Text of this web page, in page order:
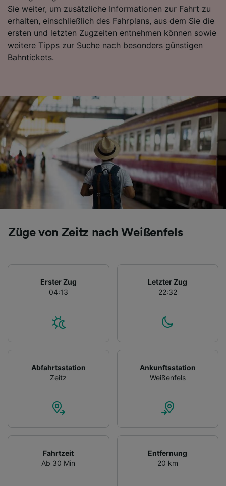
Sie weiter, um zusätzliche Informationen zur Fahrt zu
erhalten, einschließlich des Fahrplans, aus dem Sie die
ersten und letzten Zugzeiten entnehmen können sowie
weitere Tipps zur Suche nach besonders günstigen
Bahntickets.
Züge von Zeitz nach Weißenfels
Erster Zug
04:13
Letzter Zug
22:32
Abfahrtsstation
Zeitz
Ankunftsstation
Weißenfels
Fahrtzeit
Ab 30 Min
Entfernung
20 km
Surfverhalten nicht zu verfolgen.
Wir und unsere Partner verarbeiten Daten, um
Folgendes bereitzustellen:
Verwendung genauer Standortdaten.
Endgeräteeigenschaften zur Identifikation
von Werbeleistung und der Performance von
Inhalten, Zielgruppenforschung sowie
Entwicklung und Verbesserung von
Angeboten.
Liste der Partner (Lieferanten)